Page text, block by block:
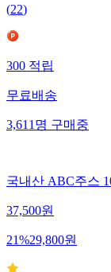
(22)
300적립
무료배송
3,611명구매중
국내산 ABC주스
37,500원
21%29,800원